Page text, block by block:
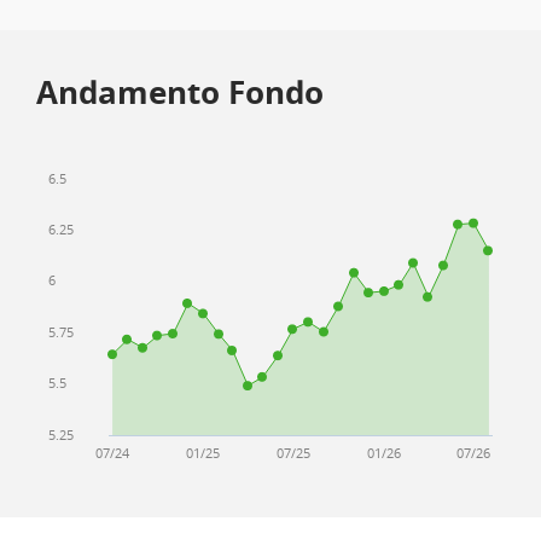
Andamento Fondo
07/24 01/25 07/25 01/26 07/26
5.25
5.5
5.75
6
6.25
6.5